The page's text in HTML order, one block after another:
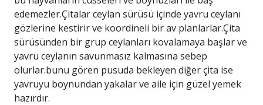
edemezler.Çitalar ceylan sürüsü içinde yavru ceylanı
gözlerine kestirir ve koordineli bir av planlarlar.Çita
sürüsünden bir grup ceylanları kovalamaya başlar ve
yavru ceylanın savunmasız kalmasına sebep
olurlar.bunu gören pusuda bekleyen diğer çita ise
yavruyu boynundan yakalar ve aile için güzel yemek
hazırdır.